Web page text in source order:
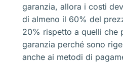
garanzia, allora i costi
di almeno il 60% del
20% rispetto a quelli che
garanzia perché sono
anche ai metodi di